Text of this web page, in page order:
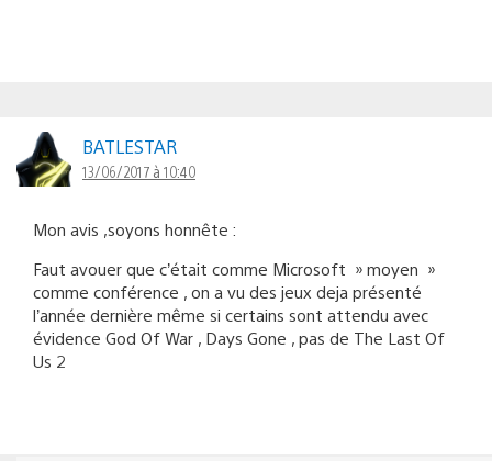
BATLESTAR
13/06/2017 à 10:40
Mon avis ,soyons honnête :
Faut avouer que c’était comme Microsoft » moyen »
comme conférence , on a vu des jeux deja présenté
l’année dernière même si certains sont attendu avec
évidence God Of War , Days Gone , pas de The Last Of
Us 2